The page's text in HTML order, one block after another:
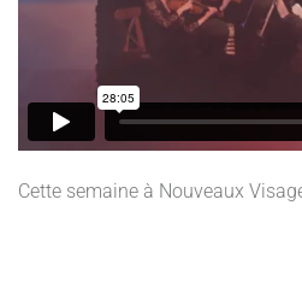
Cette semaine à Nouveaux